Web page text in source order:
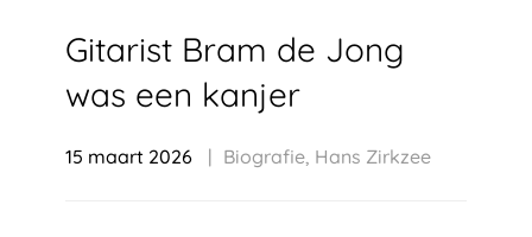
Gitarist Bram de Jong
was een kanjer
15 maart 2026 Biografie Hans Zirkzee